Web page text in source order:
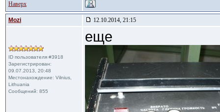
Наверх
Mozi 12.10.2014, 21:15
ID пользователя #3918
Зарегистрирован:
09.07.2013, 20:48
Местонахождение: Vilnius,
Lithuania
Сообщений: 855
еще